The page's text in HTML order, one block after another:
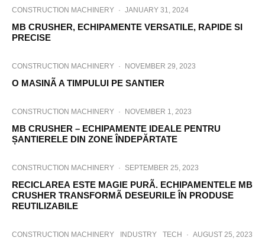
CONSTRUCTION MACHINERY · JANUARY 31, 2024
MB CRUSHER, ECHIPAMENTE VERSATILE, RAPIDE SI
PRECISE
CONSTRUCTION MACHINERY · NOVEMBER 29, 2023
O MASINÃ A TIMPULUI PE SANTIER
CONSTRUCTION MACHINERY · NOVEMBER 1, 2023
MB CRUSHER – ECHIPAMENTE IDEALE PENTRU
ȘANTIERELE DIN ZONE ÎNDEPĂRTATE
CONSTRUCTION MACHINERY · SEPTEMBER 25, 2023
RECICLAREA ESTE MAGIE PURÃ. ECHIPAMENTELE MB
CRUSHER TRANSFORMÃ DESEURILE ÎN PRODUSE
REUTILIZABILE
CONSTRUCTION MACHINERY INDUSTRY TECH · AUGUST 25, 2023